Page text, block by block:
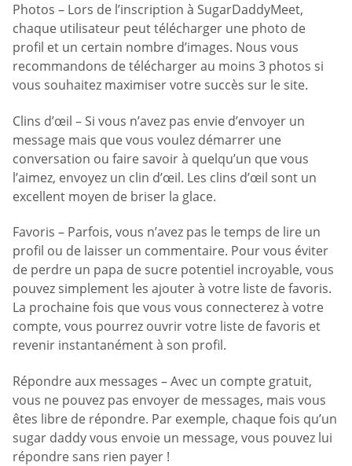
Photos – Lors de l’inscription à SugarDaddyMeet,
chaque utilisateur peut télécharger une photo de
profil et un certain nombre d’images. Nous vous
recommandons de télécharger au moins 3 photos si
vous souhaitez maximiser votre succès sur le site.
Clins d’œil – Si vous n’avez pas envie d’envoyer un
message mais que vous voulez démarrer une
conversation ou faire savoir à quelqu’un que vous
l’aimez, envoyez un clin d’œil. Les clins d’œil sont un
excellent moyen de briser la glace.
Favoris – Parfois, vous n’avez pas le temps de lire un
profil ou de laisser un commentaire. Pour vous éviter
de perdre un papa de sucre potentiel incroyable, vous
pouvez simplement les ajouter à votre liste de favoris.
La prochaine fois que vous vous connecterez à votre
compte, vous pourrez ouvrir votre liste de favoris et
revenir instantanément à son profil.
Répondre aux messages – Avec un compte gratuit,
vous ne pouvez pas envoyer de messages, mais vous
êtes libre de répondre. Par exemple, chaque fois qu’un
sugar daddy vous envoie un message, vous pouvez lui
répondre sans rien payer !